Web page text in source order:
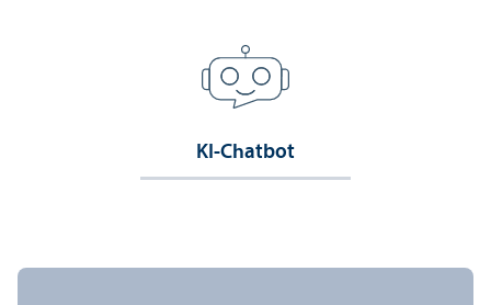
KI-Chatbot